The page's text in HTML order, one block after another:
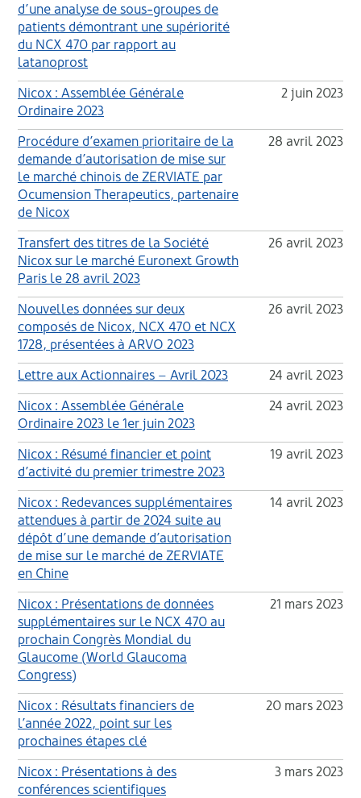
d’une analyse de sous-groupes de
patients démontrant une supériorité
du NCX 470 par rapport au
latanoprost
Nicox : Assemblée Générale
Ordinaire 2023
2 juin 2023
Procédure d’examen prioritaire de la
demande d’autorisation de mise sur
le marché chinois de ZERVIATE par
Ocumension Therapeutics, partenaire
de Nicox
28 avril 2023
Transfert des titres de la Société
Nicox sur le marché Euronext Growth
Paris le 28 avril 2023
26 avril 2023
Nouvelles données sur deux
composés de Nicox, NCX 470 et NCX
1728, présentées à ARVO 2023
26 avril 2023
Lettre aux Actionnaires – Avril 2023
24 avril 2023
Nicox : Assemblée Générale
Ordinaire 2023 le 1er juin 2023
24 avril 2023
Nicox : Résumé financier et point
d’activité du premier trimestre 2023
19 avril 2023
Nicox : Redevances supplémentaires
attendues à partir de 2024 suite au
dépôt d’une demande d’autorisation
de mise sur le marché de ZERVIATE
en Chine
14 avril 2023
Nicox : Présentations de données
supplémentaires sur le NCX 470 au
prochain Congrès Mondial du
Glaucome (World Glaucoma
Congress)
21 mars 2023
Nicox : Résultats financiers de
l’année 2022, point sur les
prochaines étapes clé
20 mars 2023
Nicox : Présentations à des
conférences scientifiques
3 mars 2023